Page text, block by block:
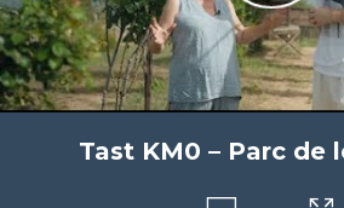
Tast KM0 – Parc de